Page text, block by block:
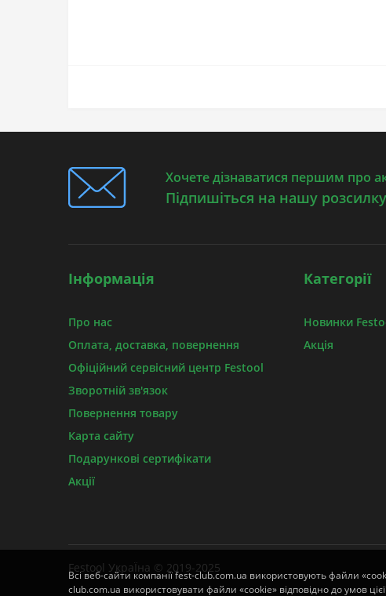
Хочете дізнаватися першим про
Підпишіться на нашу розсилку
Інформація
Про нас
Оплата, доставка, повернення
Офіційний сервісний центр Festool
Зворотній зв'язок
Повернення товару
Карта сайту
Подарункові сертифікати
Акції
Категорії
Новинки
Акція
Festool УкраЇна © 2019-2025
Всі веб-сайти компанії fest-club.com.ua використовують файли
club.com.ua використовувати файли «cookie» відповідно до умов